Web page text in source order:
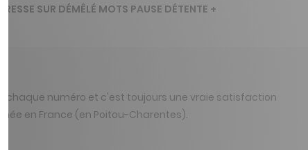
chaque numéro et c'est toujours une vraie satisfaction
en France (en Poitou-Charentes).
SUR DÉMÊLÉ MOTS PAUSE DÉTENTE +